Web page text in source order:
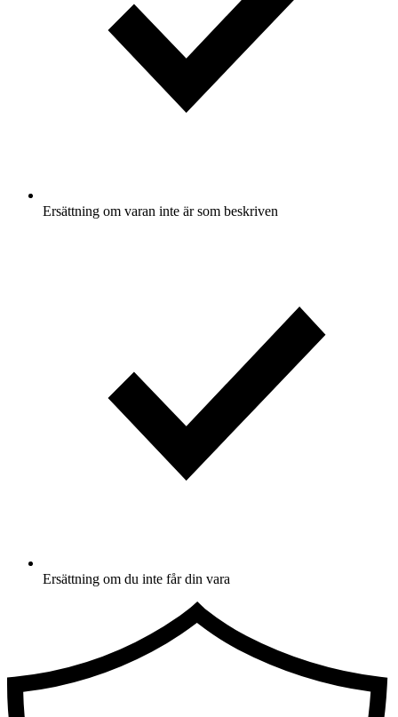
Ersättning om varan inte är som beskriven
Ersättning om du inte får din vara